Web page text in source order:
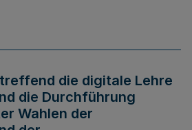
die digitale Lehre
die Durchführung
Wahlen der